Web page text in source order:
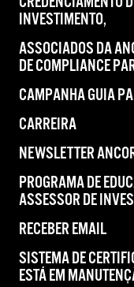
INVESTIMENTO,
ASSOCIADOS DA
DE COMPLIANCE
CAMPANHA GUIA
CARREIRA
NEWSLETTER
PROGRAMA DE
ASSESSOR DE
RECEBER EMAIL
SISTEMA DE
ESTÁ EM